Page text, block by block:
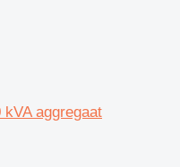
aggregaat